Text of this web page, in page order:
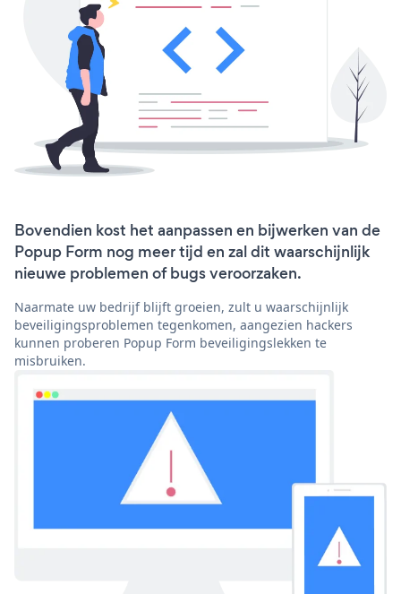
Bovendien kost het aanpassen en bijwerken van de
Popup Form nog meer tijd en zal dit waarschijnlijk
nieuwe problemen of bugs veroorzaken.
Naarmate uw bedrijf blijft groeien, zult u waarschijnlijk
beveiligingsproblemen tegenkomen, aangezien hackers
kunnen proberen Popup Form beveiligingslekken te
misbruiken.